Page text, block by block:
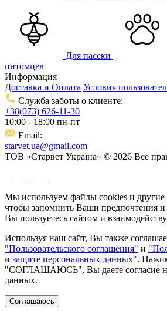
Для пасеки
питомцев
Информация
Доставка и Оплата Условия
Служба заботы о клиенте:
+38(073) 626-11-30
10:00 - 18:00 пн-пт
Email:
starvet.ua@gmail.com
ТОВ «Старвет Україна» © 2026 Все
Мы используем файлы cookies и другие
чтобы запомнить Ваши предпочтения и
Вы пользуетесь сайтом и
Используя наш сайт, Вы также
"Пользовательского соглашения" и
и защите персональных данных".
"СОГЛАШАЮСЬ", Вы даете согласие
данных.
Соглашаюсь